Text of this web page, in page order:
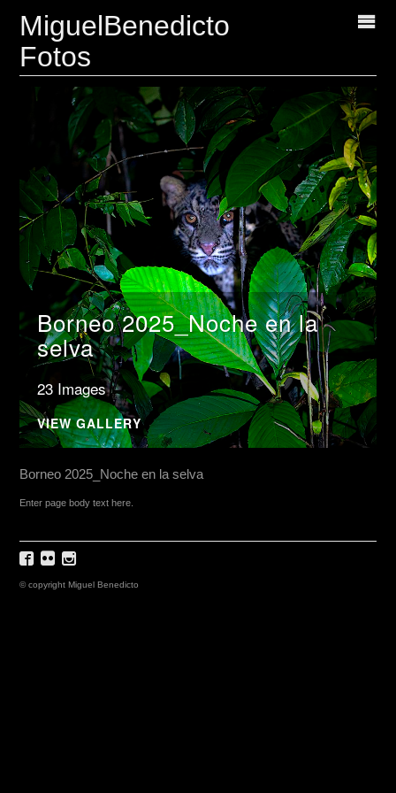
MiguelBenedicto
Fotos
Borneo 2025_Noche en la
selva
23 Images
VIEW GALLERY
Borneo 2025_Noche en la selva
Enter page body text here.
© copyright Miguel Benedicto